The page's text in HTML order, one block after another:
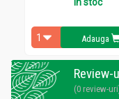
pentru cineva cu
optimeși a nivelului
intens,pentru toți
Rezervele de
distanțe lungi,
acestei pierderi și
In stoc
Adauga
Review-
(0 review-